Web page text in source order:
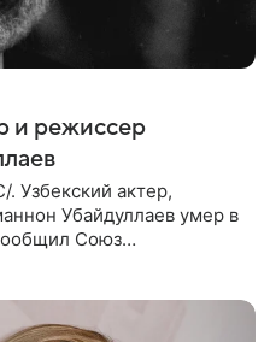
и режиссер
Узбекский актер,
Убайдуллаев умер в
Союз